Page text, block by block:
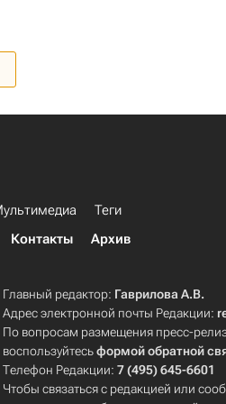
Теги
Контакты
Архив
Главный редактор: Гаврилова А.В.
Адрес электронной почты Редакции:
По вопросам размещения пресс-
воспользуйтесьформой обратной
Телефон Редакции:7 (495) 645-6601
Чтобы связаться с редакцией или